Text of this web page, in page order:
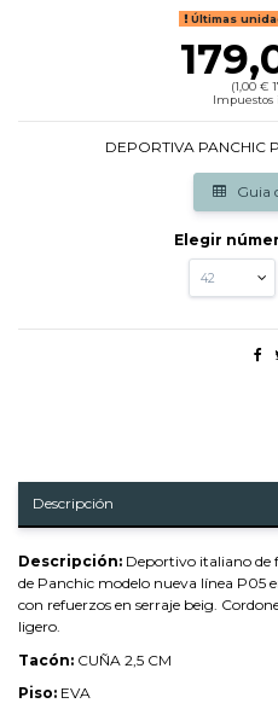
Últimas
(1,00 €
Impuestos
DEPORTIVA PANCHIC
Guia
Elegir
Descripción
Descripción: Deportivo italiano de
de Panchic modelo nueva línea P05
con refuerzos en serraje beig.
ligero.
Tacón: CUÑA 2,5 CM
Piso: EVA